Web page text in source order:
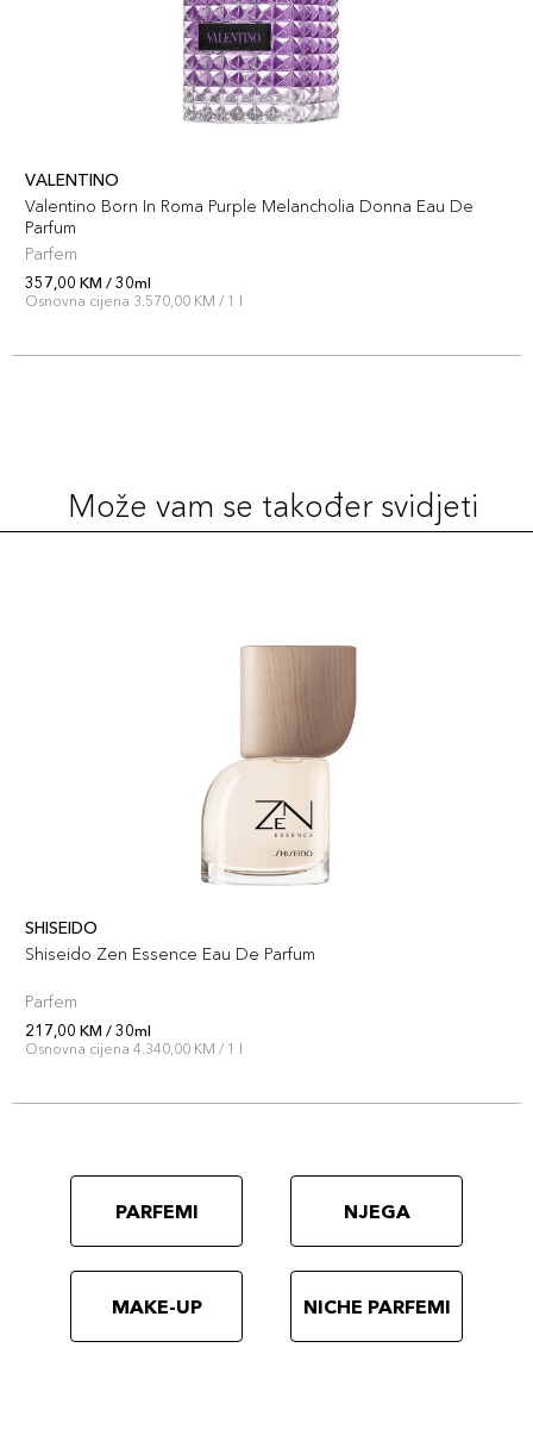
VALENTINO
Valentino Born In Roma Purple Melancholia Donna Eau De
Parfum
Parfem
357,00 KM / 30ml
Osnovna cijena 3.570,00 KM / 1 l
Može vam se također svidjeti
SHISEIDO
Shiseido Zen Essence Eau De Parfum
Parfem
217,00 KM / 30ml
Osnovna cijena 4.340,00 KM / 1 l
PARFEMI NJEGA
MAKE-UP NICHE PARFEMI